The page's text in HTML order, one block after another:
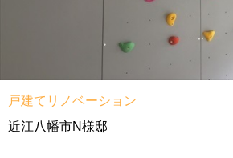
戸建てリノベーション
近江八幡市N様邸